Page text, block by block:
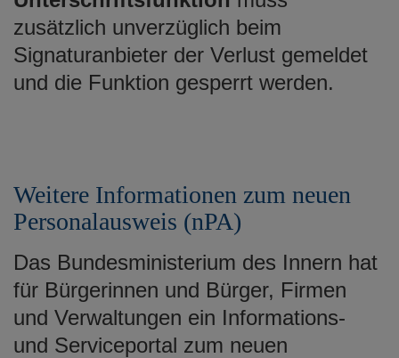
zusätzlich unverzüglich beim
Signaturanbieter der Verlust gemeldet
und die Funktion gesperrt werden.
Weitere Informationen zum neuen
Personalausweis (nPA)
Das Bundesministerium des Innern hat
für Bürgerinnen und Bürger, Firmen
und Verwaltungen ein Informations-
und Serviceportal zum neuen